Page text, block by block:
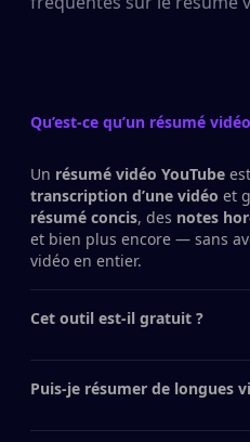
Qu’est-ce qu’un résumé
Un résumé vidéo YouTube
transcription d’une vidéo et
résumé concis, des notes
et bien plus encore — sans
vidéo en entier.
Cet outil est-il gratuit ?
Puis-je résumer de longues